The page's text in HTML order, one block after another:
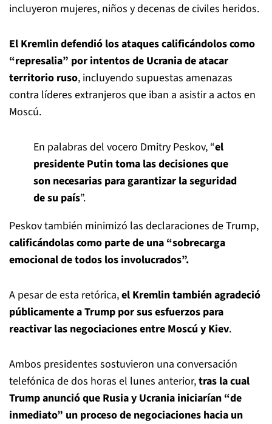
incluyeron mujeres, niños y decenas de civiles heridos.
El Kremlin defendió los ataques calificándolos como
“represalia” por intentos de Ucrania de atacar
territorio ruso, incluyendo supuestas amenazas
contra líderes extranjeros que iban a asistir a actos en
Moscú.
En palabras del vocero Dmitry Peskov, “el
presidente Putin toma las decisiones que
son necesarias para garantizar la seguridad
de su país”.
Peskov también minimizó las declaraciones de Trump,
calificándolas como parte de una “sobrecarga
emocional de todos los involucrados”.
A pesar de esta retórica,el Kremlin también agradeció
públicamente a Trump por sus esfuerzos para
reactivar las negociaciones entre Moscú y Kiev.
Ambos presidentes sostuvieron una conversación
telefónica de dos horas el lunes anterior,tras la cual
Trump anunció que Rusia y Ucrania iniciarían “de
inmediato” un proceso de negociaciones hacia un